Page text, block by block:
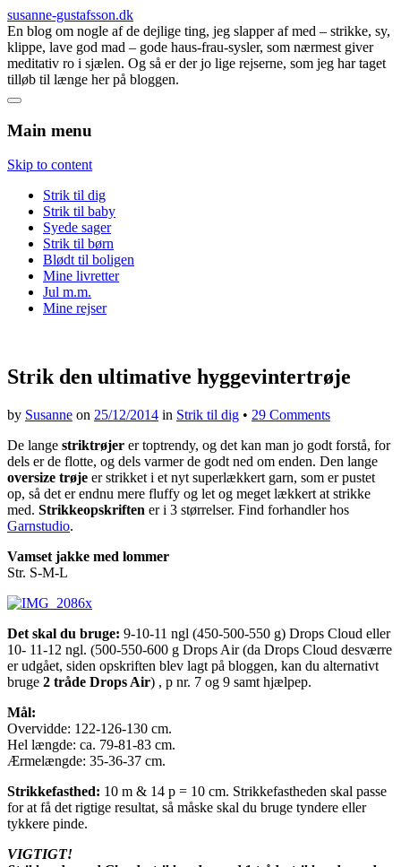
susanne-gustafsson.dk
En blog om nogle af de dejlige ting, jeg slapper af med – strikke, sy,
klippe, lave god mad – gode haus-frau-sysler, som nærmest giver
meditativ ro i sjælen. Og så er der jo lige rejserne, som jeg har taget
tilløb til længe her på bloggen.
Main menu
Skip to content
Strik til dig
Strik til baby
Syede sager
Strik til børn
Blødt til boligen
Mine livretter
Jul m.m.
Mine rejser
Strik den ultimative hyggevintertrøje
by Susanne on 25/12/2014 in Strik til dig • 29 Comments
De lange striktrøjer er toptrendy, og det kan man jo godt forstå, for
dels er de flotte, og dels varmer de godt ned om enden. Den lange
oversize trøje er strikket i et nyt superlækkert garn, som er pustet
op, så det er endnu mere fluffy og let og meget lækkert at strikke
med. Strikkeopskriften er i 3 størrelser. Find forhandler hos
Garnstudio.
Vamset jakke med lommer
Str. S-M-L
Det skal du bruge: 9-10-11 ngl (450-500-550 g) Drops Cloud eller
10- 11-12 ngl. (500-550-600 g Drops Air (da Drops Cloud desværre
er udgået, siden opskriften blev lagt på bloggen, kan du alternativt
bruge 2 tråde Drops Air) , p nr. 7 og 9 samt hjælpep.
Mål:
Overvidde: 122-126-130 cm.
Hel længde: ca. 79-81-83 cm.
Ærmelængde: 35-36-37 cm.
Strikkefasthed: 10 m & 14 p = 10 cm. Strikkefastheden skal passe
for at få det rigtige resultat, så måske skal du bruge tyndere eller
tykkere pinde.
VIGTIGT!